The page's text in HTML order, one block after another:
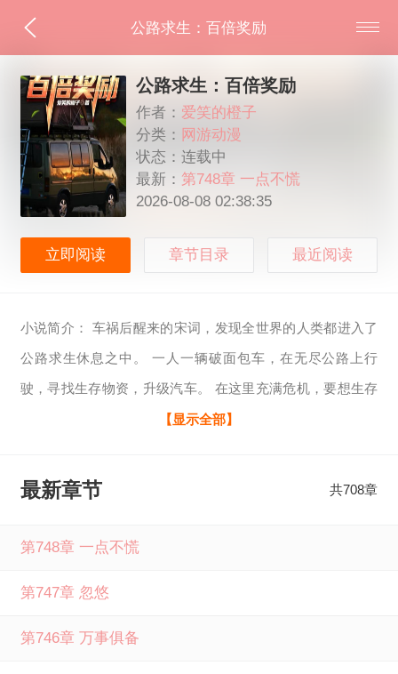
公路求生：百倍奖励
公路求生：百倍奖励
作者： 爱笑的橙子
分类： 网游动漫
状态：连载中
最新： 第748章 一点不慌
2026-08-08 02:38:35
立即阅读 章节目录 最近阅读
小说简介： 车祸后醒来的宋词，发现全世界的人类都进入了
公路求生休息之中。 一人一辆破面包车，在无尽公路上行
驶，寻找生存物资，升级汽车。 在这里充满危机，要想生存
下去，就得需要不停地寻找资源箱。 打开了一个宝箱之后，
水+100瓶 二：大力水+1瓶 百倍奖励可选： 一：美人鱼雕像+
武蛋+1 当 公路求生：百倍奖励全文免费阅读由笔下文学提
请分享给您的好友一起来笔下文学免费阅读。
【显示全部】
最新章节 共708章
第748章 一点不慌
第747章 忽悠
第746章 万事俱备